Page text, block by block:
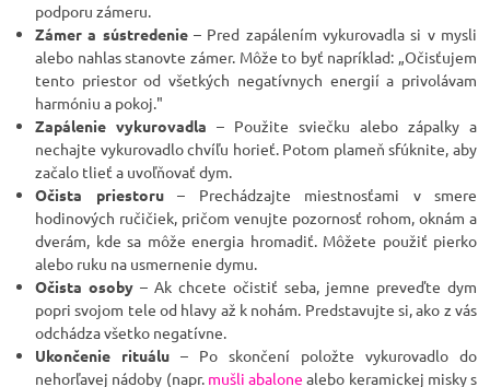
podporu zámeru.
Zámer a sústredenie– Pred zapálením vykurovadla si v mysli
alebo nahlas stanovte zámer. Môže to byť napríklad: „Očisťujem
tento priestor od všetkých negatívnych energií a privolávam
harmóniu a pokoj."
Zapálenie vykurovadla – Použite sviečku alebo zápalky a
nechajte vykurovadlo chvíľu horieť. Potom plameň sfúknite, aby
začalo tlieť a uvoľňovať dym.
Očista priestoru– Prechádzajte miestnosťami v smere
hodinových ručičiek, pričom venujte pozornosť rohom, oknám a
dverám, kde sa môže energia hromadiť. Môžete použiť pierko
alebo ruku na usmernenie dymu.
Očista osoby – Ak chcete očistiť seba, jemne preveďte dym
popri svojom tele od hlavy až k nohám. Predstavujte si, ako z vás
odchádza všetko negatívne.
Ukončenie rituálu – Po skončení položte vykurovadlo do
nehorľavej nádoby (napr. mušli abalone alebo keramickej misky s